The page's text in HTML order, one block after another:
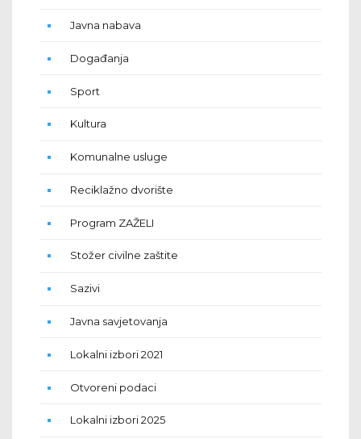
Javna nabava
Događanja
Sport
Kultura
Komunalne usluge
Reciklažno dvorište
Program ZAŽELI
Stožer civilne zaštite
Sazivi
Javna savjetovanja
Lokalni izbori 2021
Otvoreni podaci
Lokalni izbori 2025